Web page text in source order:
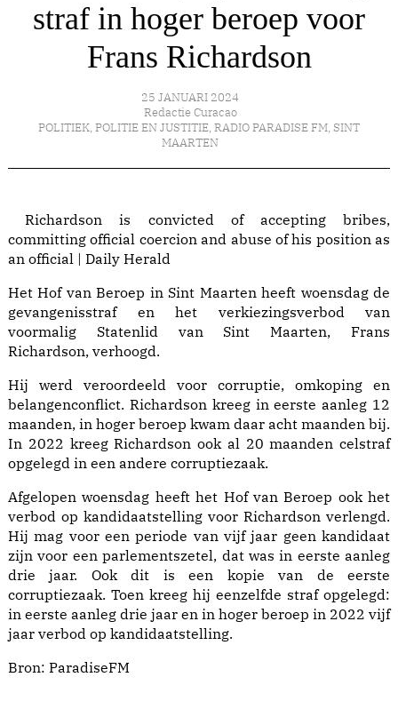
straf in hoger beroep voor
Frans Richardson
25 JANUARI 2024
Redactie Curacao
POLITIEK, POLITIE EN JUSTITIE, RADIO PARADISE FM, SINT
MAARTEN
Richardson is convicted of accepting bribes,
committing official coercion and abuse of his position as
an official | Daily Herald
Het Hof van Beroep in Sint Maarten heeft woensdag de
gevangenisstraf en het verkiezingsverbod van
voormalig Statenlid van Sint Maarten, Frans
Richardson, verhoogd.
Hij werd veroordeeld voor corruptie, omkoping en
belangenconflict. Richardson kreeg in eerste aanleg 12
maanden, in hoger beroep kwam daar acht maanden bij.
In 2022 kreeg Richardson ook al 20 maanden celstraf
opgelegd in een andere corruptiezaak.
Afgelopen woensdag heeft het Hof van Beroep ook het
verbod op kandidaatstelling voor Richardson verlengd.
Hij mag voor een periode van vijf jaar geen kandidaat
zijn voor een parlementszetel, dat was in eerste aanleg
drie jaar. Ook dit is een kopie van de eerste
corruptiezaak. Toen kreeg hij eenzelfde straf opgelegd:
in eerste aanleg drie jaar en in hoger beroep in 2022 vijf
jaar verbod op kandidaatstelling.
Bron: ParadiseFM